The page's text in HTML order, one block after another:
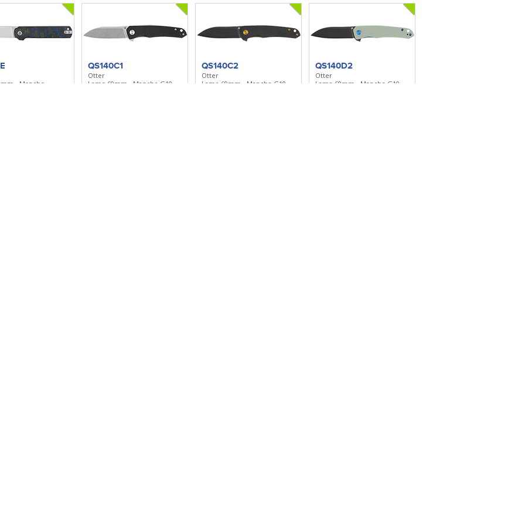
- Manche
QS140C1
Otter
Lame 69mm - Manche G10 -
QS140C2
Otter
Lame 69mm - Manche G10 -
QS140D2
Otter
Lame 69mm - Manche G10 -